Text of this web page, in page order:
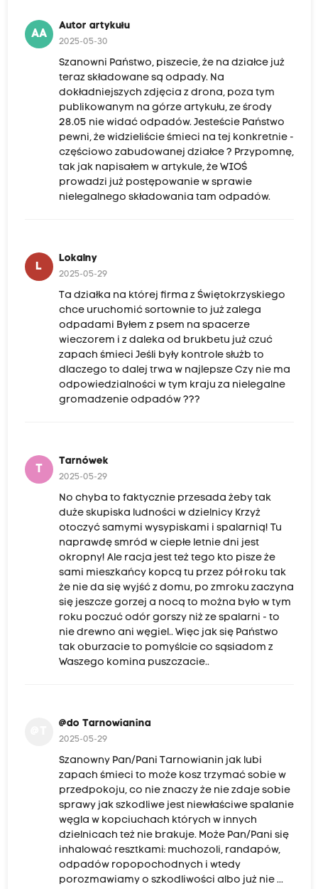
AA
Autor artykułu
2025-05-30
Szanowni Państwo, piszecie, że na działce już
teraz składowane są odpady. Na
dokładniejszych zdjęcia z drona, poza tym
publikowanym na górze artykułu, ze środy
28.05 nie widać odpadów. Jesteście Państwo
pewni, że widzieliście śmieci na tej konkretnie -
częściowo zabudowanej działce ? Przypomnę,
tak jak napisałem w artykule, że WIOŚ
prowadzi już postępowanie w sprawie
nielegalnego składowania tam odpadów.
L
Lokalny
2025-05-29
Ta działka na której firma z Świętokrzyskiego
chce uruchomić sortownie to już zalega
odpadami Byłem z psem na spacerze
wieczorem i z daleka od brukbetu już czuć
zapach śmieci Jeśli były kontrole służb to
dlaczego to dalej trwa w najlepsze Czy nie ma
odpowiedzialności w tym kraju za nielegalne
gromadzenie odpadów ???
T
Tarnówek
2025-05-29
No chyba to faktycznie przesada żeby tak
duże skupiska ludności w dzielnicy Krzyż
otoczyć samymi wysypiskami i spalarnią! Tu
naprawdę smród w ciepłe letnie dni jest
okropny! Ale racja jest też tego kto pisze że
sami mieszkańcy kopcą tu przez pół roku tak
że nie da się wyjść z domu, po zmroku zaczyna
się jeszcze gorzej a nocą to można było w tym
roku poczuć odór gorszy niż ze spalarni - to
nie drewno ani węgiel.. Więc jak się Państwo
tak oburzacie to pomyślcie co sąsiadom z
Waszego komina puszczacie..
@do Tarnowianina
2025-05-29
Szanowny Pan/Pani Tarnowianin jak lubi
zapach śmieci to może kosz trzymać sobie w
przedpokoju, co nie znaczy że nie zdaje sobie
sprawy jak szkodliwe jest niewłaściwe spalanie
węgla w kopciuchach których w innych
dzielnicach też nie brakuje. Może Pan/Pani się
inhalować resztkami: muchozoli, randapów,
odpadów ropopochodnych i wtedy
porozmawiamy o szkodliwości albo już nie ...